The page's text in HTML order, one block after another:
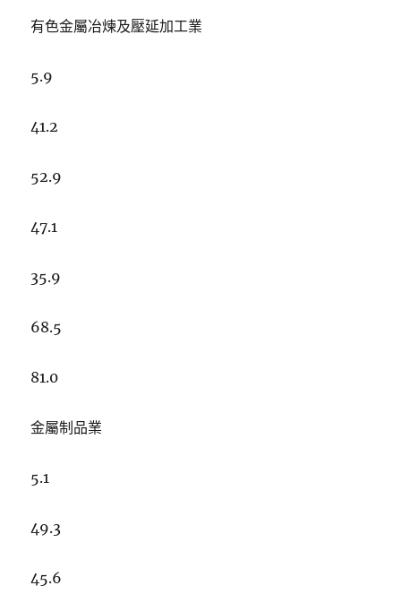
有色金屬冶煉及壓延加工業
5.9
41.2
52.9
47.1
35.9
68.5
81.0
金屬制品業
5.1
49.3
45.6